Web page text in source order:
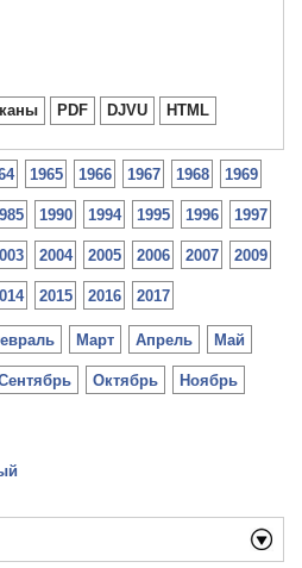
PDF DJVU HTML
1965 1966 1967 1968 1969
1990 1994 1995 1996 1997
2004 2005 2006 2007 2009
2015 2016 2017
Март Апрель Май
Октябрь Ноябрь